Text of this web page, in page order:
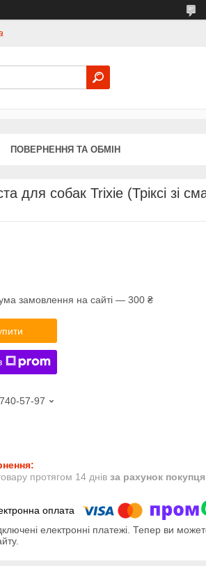
ПОВЕРНЕННЯ ТА ОБМІН
для собак Trixie (Тріксі зі
замовлення на сайті — 300 ₴
57-97
протягом 14 днів за рахунок покупця
електронні платежі. Тепер ви